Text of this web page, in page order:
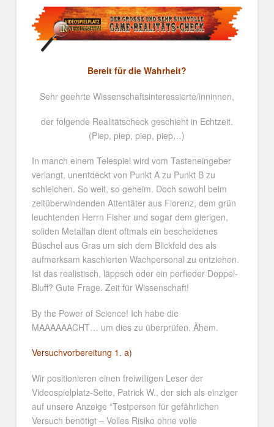
Bereit für die Wahrheit?
Sehr geehrte Wissenschaftsinteressierte/inninnen,
der folgende Realitätscheck geschieht in Echtzeit.
(Piep, piep, piep, piep…)
In manch einem Telespiel wird vom Tasteneingeber
verlangt, unentdeckt von Punkt A zu Punkt B zu
schleichen. So weit, so geheim. Doch sowohl beim
zeitüberwindenden Attentäter aus Florenz, dem grün
leuchtenden Herrn Fisher und sogar dem gierigen,
soliden Metalfan dient oftmals ein bescheidenes
Büschel aus Gras um sich dem Blickfeld des als
aufmerksam kaschierten Wachpersonal zu entziehen.
Ist das realistisch, läppsch oder ein perfieder Doppel-
Bluff? Gute Frage. Zeit für Wissenschaft!
By the Power of Science! Ich habe die
MAAAAAACHT… um dies zu überprüfen. Ähem.
Versuchvorbereitung 1. a)
Wir positionieren einen freiwilligen Leser der
Videospielplatz-Seite, Patrick W., der sich als einziger
auf unsere Anzeige “Testperson für gefährlichen
Versuch benötigt – Volles Risiko ohne volle